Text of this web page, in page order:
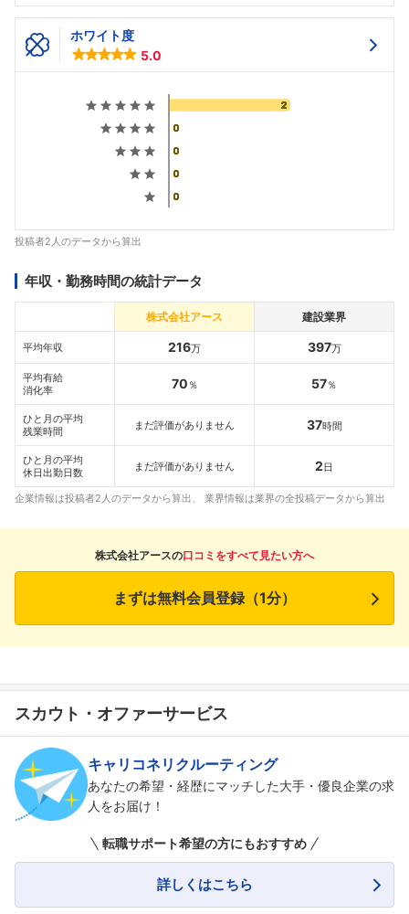
ホワイト度
5.0
投稿者2人のデータから算出
年収・勤務時間の統計データ
株式会社アース 建設業界
平均年収 216万 397万
平均有給
消化率
70 ％ 57％
ひと月の平均
残業時間
まだ評価がありません 37時間
ひと月の平均
休日出勤日数
まだ評価がありません 2日
企業情報は投稿者2人のデータから算出、 業界情報は業界の全投稿データから算出
株式会社アースの口コミをすべて見たい方へ
まずは無料会員登録（1分）
スカウト・オファーサービス
キャリコネリクルーティング
あなたの希望・経歴にマッチした大手・優良企業の求
人をお届け！
転職サポート希望の方にもおすすめ
詳しくはこちら